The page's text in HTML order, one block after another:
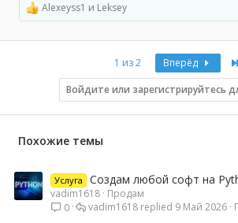
Р
е
а
Alexeyss1 и Leksey
1 из 2 Вперёд
Войдите или зарегистрируйтесь
Похожие темы
Услуга Создам любой софт на
vadim1618 Продам
0
9 Май 2026
vadim1618